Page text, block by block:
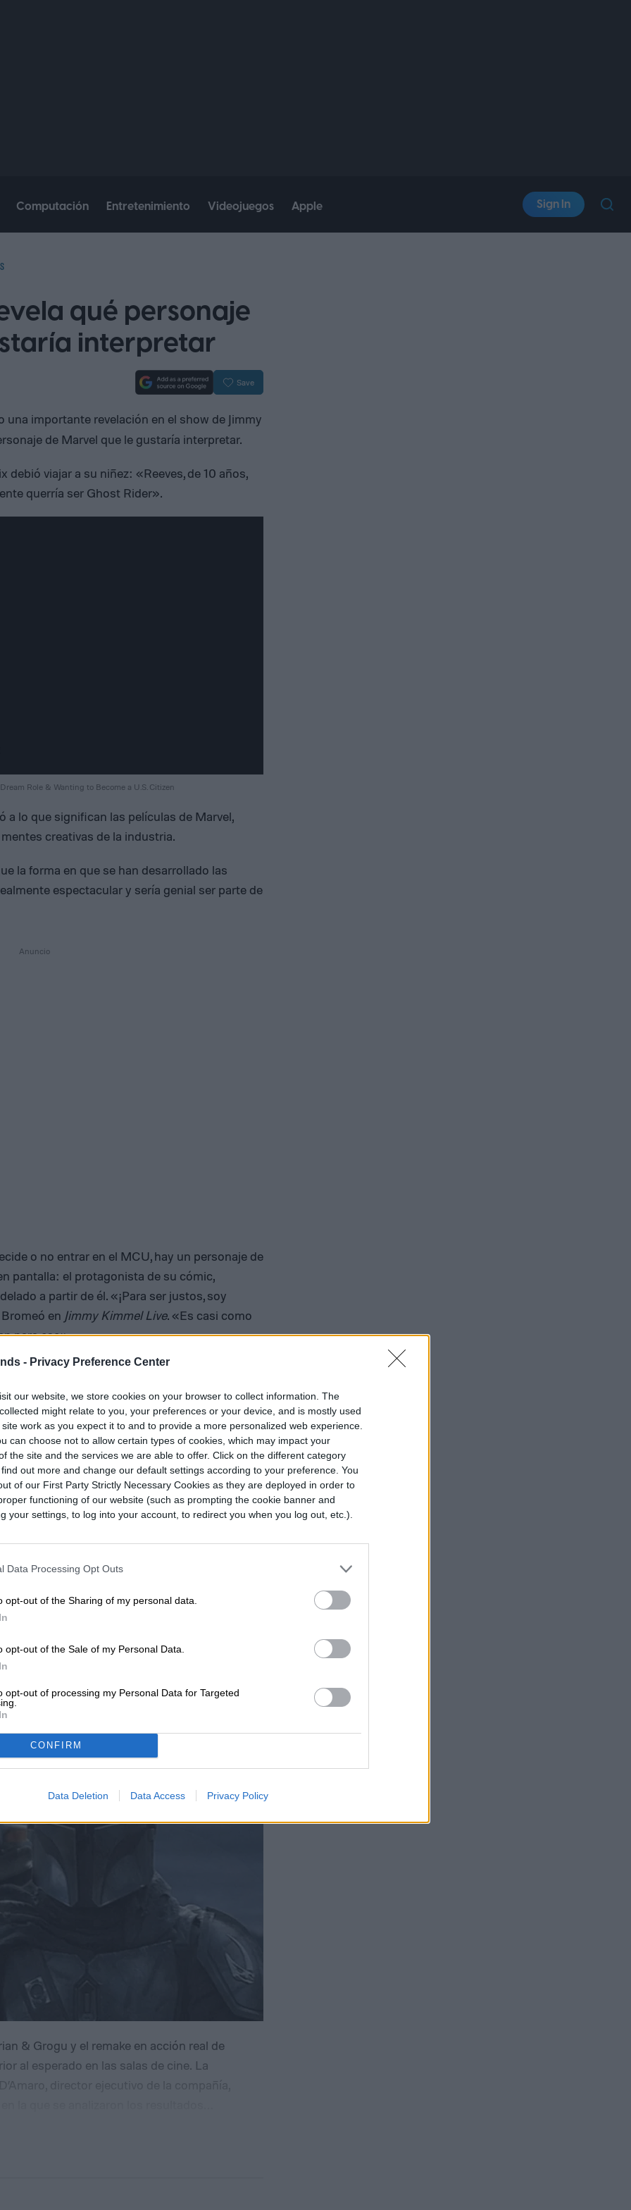
- Privacy Preference Center
our website, we store cookies on your browser to collect information. The
might relate to you, your preferences or your device, and is mostly used
work as you expect it to and to provide a more personalized web experience.
can choose not to allow certain types of cookies, which may impact your
the site and the services we are able to offer. Click on the different category
out more and change our default settings according to your preference. You
of our First Party Strictly Necessary Cookies as they are deployed in order to
functioning of our website (such as prompting the cookie banner and
your settings, to log into your account, to redirect you when you log out, etc.).
Data Processing Opt Outs
opt-out of the Sharing of my personal data.
opt-out of the Sale of my Personal Data.
opt-out of processing my Personal Data for Targeted
CONFIRM
Data Deletion Data Access Privacy Policy
Computación Entretenimiento Videojuegos Apple Sign In
qué personaje
interpretar
Save
una importante revelación en el show de Jimmy
de Marvel que le gustaría interpretar.
debió viajar a su niñez: «Reeves, de 10 años,
querría ser Ghost Rider».
Role & Wanting to Become a U.S. Citizen
a lo que significan las películas de Marvel,
creativas de la industria.
la forma en que se han desarrollado las
espectacular y sería genial ser parte de
o no entrar en el MCU, hay un personaje de
pantalla: el protagonista de su cómic,
a partir de él. «¡Para ser justos, soy
en Jimmy Kimmel Live. «Es casi como
para eso».
Diego Bastarrica es Senior Editor y
Head of Content en Digital Trends
en Español, donde lidera la
estrategia editorial, SEO…
fracaso de «The
y Moana
& Grogu y el remake en acción real de
al esperado en las salas de cine. La
para Disney. De acuerdo con su explicación,